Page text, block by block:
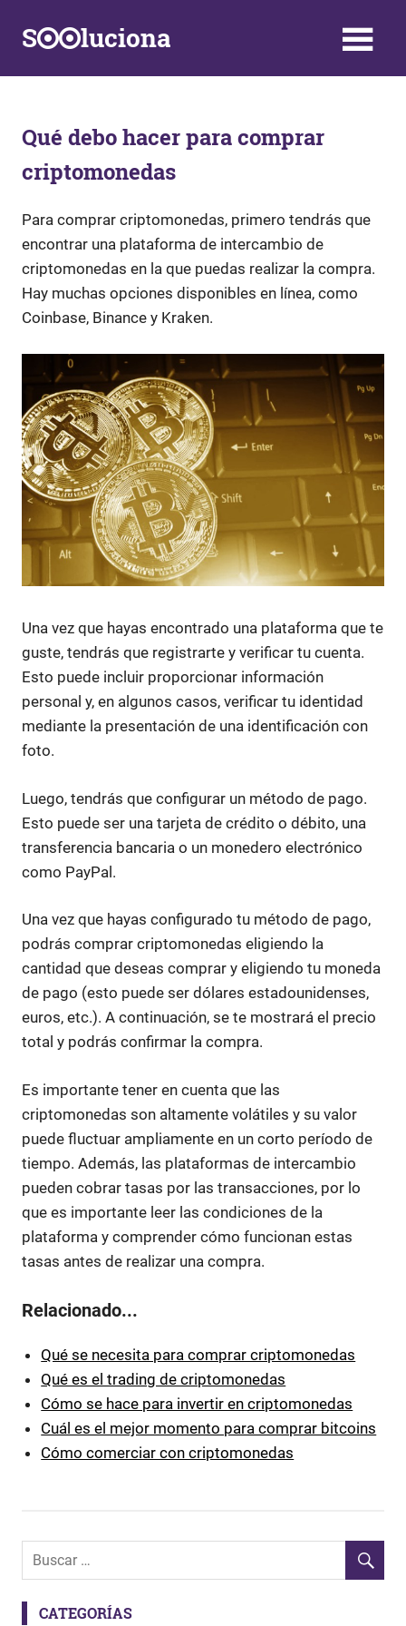
S luciona
y
Soluciones
a
problemas
la
vida
diaria
Qué debo hacer para comprar
criptomonedas
Para comprar criptomonedas, primero tendrás que
encontrar una plataforma de intercambio de
criptomonedas en la que puedas realizar la compra.
Hay muchas opciones disponibles en línea, como
Coinbase, Binance y Kraken.
Una vez que hayas encontrado una plataforma que te
guste, tendrás que registrarte y verificar tu cuenta.
Esto puede incluir proporcionar información
personal y, en algunos casos, verificar tu identidad
mediante la presentación de una identificación con
foto.
Luego, tendrás que configurar un método de pago.
Esto puede ser una tarjeta de crédito o débito, una
transferencia bancaria o un monedero electrónico
como PayPal.
Una vez que hayas configurado tu método de pago,
podrás comprar criptomonedas eligiendo la
cantidad que deseas comprar y eligiendo tu moneda
de pago (esto puede ser dólares estadounidenses,
euros, etc.). A continuación, se te mostrará el precio
total y podrás confirmar la compra.
Es importante tener en cuenta que las
criptomonedas son altamente volátiles y su valor
puede fluctuar ampliamente en un corto período de
tiempo. Además, las plataformas de intercambio
pueden cobrar tasas por las transacciones, por lo
que es importante leer las condiciones de la
plataforma y comprender cómo funcionan estas
tasas antes de realizar una compra.
Relacionado...
Qué se necesita para comprar criptomonedas
Qué es el trading de criptomonedas
Cómo se hace para invertir en criptomonedas
Cuál es el mejor momento para comprar bitcoins
Cómo comerciar con criptomonedas
CATEGORÍAS